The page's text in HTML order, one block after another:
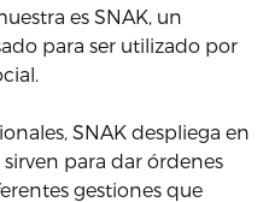
es SNAK, un
para ser utilizado por
SNAK despliega en
para dar órdenes
gestiones que